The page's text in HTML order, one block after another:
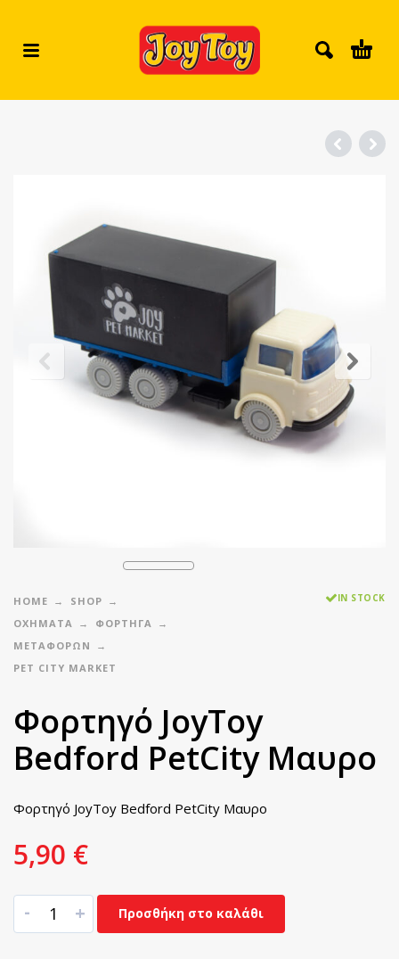
HOME
SHOP
ΟΧΗΜΑΤΑ
ΦΟΡΤΗΓΑ
ΜΕΤΑΦΟΡΩΝ
PET CITY MARKET
IN STOCK
Φορτηγό JoyToy
Bedford PetCity Μαυρο
Φορτηγό JoyToy Bedford PetCity Μαυρο
5,90 €
- + Προσθήκη στο καλάθι